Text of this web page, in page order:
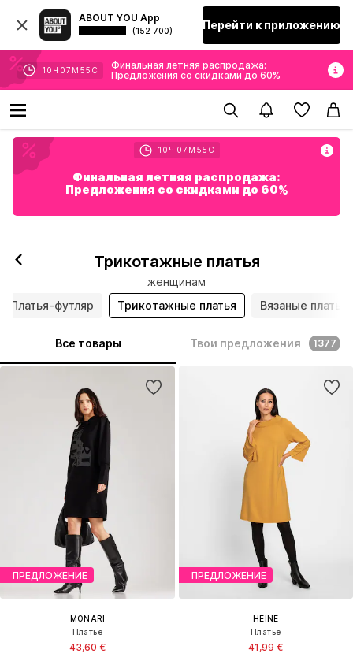
ABOUT YOU App
(152 700) Перейти к приложению
10 Ч 07 М 55 С
Финальная летняя распродажа:
Предложения со скидками до 60%
10 Ч 07 М 55 С
Финальная летняя распродажа:
Предложения со скидками до 60%
Трикотажные платья
женщинам
Платья-футляр
Трикотажные платья Вязаные платья
Все товары Твои предложения 1377
ПРЕДЛОЖЕНИЕ
MONARI
Платье
43,60 €
ПРЕДЛОЖЕНИЕ
HEINE
Платье
41,99 €